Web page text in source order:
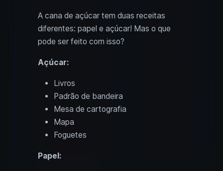
A cana de açúcar tem duas receitas
diferentes: papel e açúcar! Mas o que
pode ser feito com isso?
Açúcar:
Livros
Padrão de bandeira
Mesa de cartografia
Mapa
Foguetes
Papel: